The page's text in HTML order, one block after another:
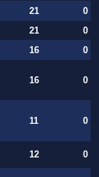
21
0
21
0
16 0
16 0
11 0
12 0